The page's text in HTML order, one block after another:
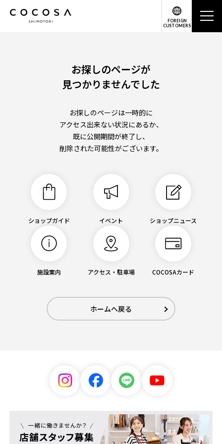
FOREIGN
CUSTOMERS
お探しのページが
見つかりませんでした
お探しのページは一時的に
アクセス出来ない状況にあるか、
既に公開期間が終了し、
削除された可能性がございます。
ショップガイド イベント ショップニュース
施設案内 アクセス・駐車場 COCOSAカード
ホームへ戻る